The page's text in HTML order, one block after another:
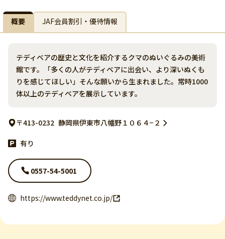
概要 JAF会員割引・優待情報
テディベアの歴史と文化を紹介するクマのぬいぐるみの美術
館です。「多くの人がテディベアに出会い、より深いぬくも
りを感じてほしい」そんな願いから生まれました。常時1000
体以上のテディベアを展示しています。
〒413-0232 静岡県伊東市八幡野１０６４−２
有り
0557-54-5001
https://www.teddynet.co.jp/